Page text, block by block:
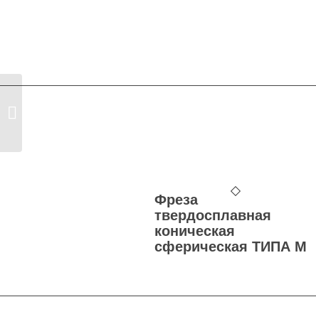
Фреза
твердосплавная
коническая
сферическая ТИПА М